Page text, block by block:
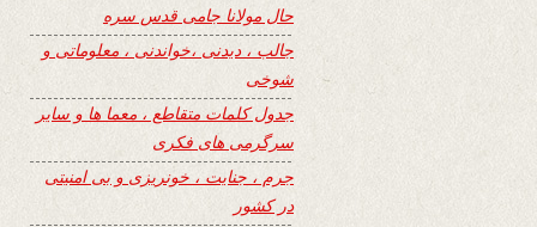
حال مولانا جامی قدس سره
جالب ، دیدنی ،خواندنی ، معلوماتی و
شوخی
جدول کلمات متقاطع ، معما ها و سایر
سرگرمی های فکری
جرم ، جنایت ، خونریزی و بی امنیتی
در کشور